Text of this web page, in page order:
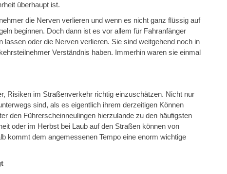
überhaupt ist.
die Nerven verlieren und wenn es nicht ganz flüssig auf
beginnen. Doch dann ist es vor allem für Fahranfänger
oder die Nerven verlieren. Sie sind weitgehend noch in
Verständnis haben. Immerhin waren sie einmal
Risiken im Straßenverkehr richtig einzuschätzen. Nicht nur
sind, als es eigentlich ihrem derzeitigen Können
den Führerscheinneulingen hierzulande zu den häufigsten
oder im Herbst bei Laub auf den Straßen können von
kommt dem angemessenen Tempo eine enorm wichtige